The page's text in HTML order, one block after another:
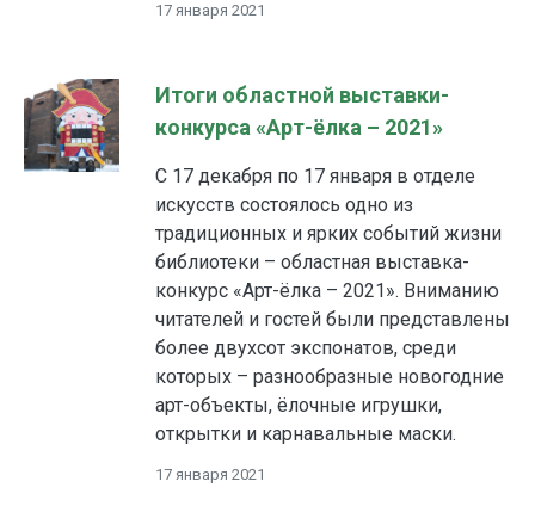
17 января 2021
Итоги областной выставки-
конкурса «Арт-ёлка – 2021»
С 17 декабря по 17 января в отделе
искусств состоялось одно из
традиционных и ярких событий жизни
библиотеки – областная выставка-
конкурс «Арт-ёлка – 2021». Вниманию
читателей и гостей были представлены
более двухсот экспонатов, среди
которых – разнообразные новогодние
арт-объекты, ёлочные игрушки,
открытки и карнавальные маски.
17 января 2021